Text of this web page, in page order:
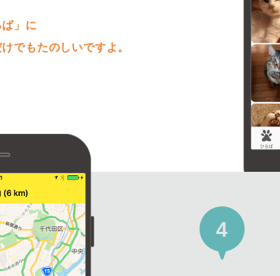
」に
でもたのしいですよ。
4